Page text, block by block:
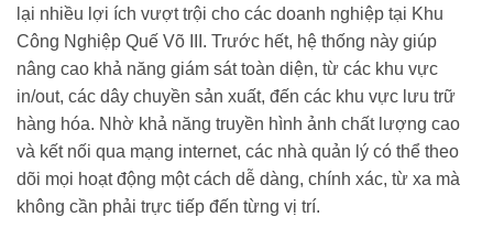
lại nhiều lợi ích vượt trội cho các doanh nghiệp tại Khu
Công Nghiệp Quế Võ III. Trước hết, hệ thống này giúp
nâng cao khả năng giám sát toàn diện, từ các khu vực
in/out, các dây chuyền sản xuất, đến các khu vực lưu trữ
hàng hóa. Nhờ khả năng truyền hình ảnh chất lượng cao
và kết nối qua mạng internet, các nhà quản lý có thể theo
dõi mọi hoạt động một cách dễ dàng, chính xác, từ xa mà
không cần phải trực tiếp đến từng vị trí.